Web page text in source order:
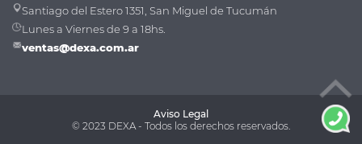
Santiago del Estero 1351, San Miguel de Tucumán
Lunes a Viernes de 9 a 18hs.
ventas@dexa.com.ar
Aviso Legal
© 2023 DEXA - Todos los derechos reservados.